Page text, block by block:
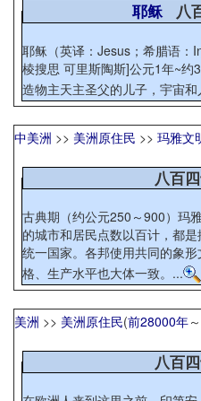
耶稣八
耶稣（英译：Jesus；希腊语
棱搜思 可里斯陶斯]公元1年~约
造物主天主圣父的儿子，宇宙
中美洲 >> 美洲原住民 >> 玛雅文
八百
古典期（约公元250～900）玛
的城市和居民点数以百计，都
统一国家。各邦使用共同的象
格、生产水平也大体一致。...
美洲 >> 美洲原住民(前28000年～
八百